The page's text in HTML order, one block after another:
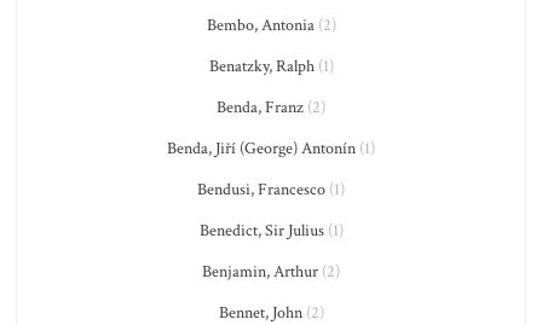
Bembo, Antonia(2)
Benatzky, Ralph(1)
Benda, Franz (2)
Benda, Jiří (George) Antonín (1)
Bendusi, Francesco (1)
Benedict, Sir Julius(1)
Benjamin, Arthur (2)
Bennet, John(2)